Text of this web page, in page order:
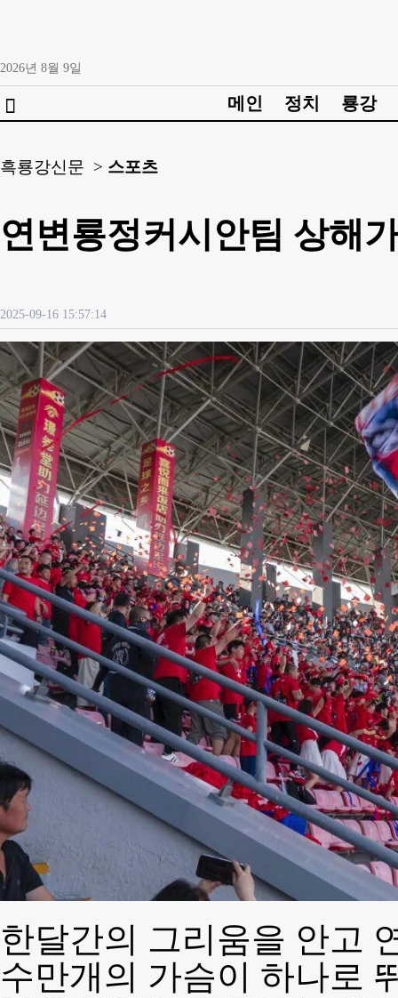
2026년 8월 9일
 메인 정치 룡강
흑룡강신문 > 스포츠
연변룡정커시안팀 상해
2025-09-16 15:57:14
한달간의 그리움을 안고
수만개의 가슴이 하나로